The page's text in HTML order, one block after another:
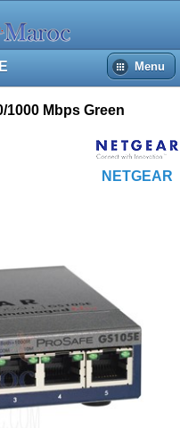
Menu
NETGEAR
1000 Mbps Green